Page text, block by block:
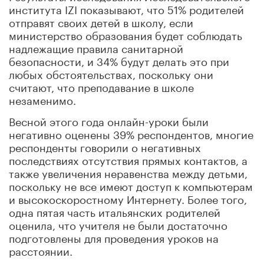
института IZI показывают, что 51% родителей
отправят своих детей в школу, если
министерство образования будет соблюдать
надлежащие правила санитарной
безопасности, и 34% будут делать это при
любых обстоятельствах, поскольку они
считают, что преподавание в школе
незаменимо.
Весной этого года онлайн-уроки были
негативно оценены 39% респондентов, многие
респонденты говорили о негативных
последствиях отсутствия прямых контактов, а
также увеличения неравенства между детьми,
поскольку не все имеют доступ к компьютерам
и высокоскоростному Интернету. Более того,
одна пятая часть итальянских родителей
оценила, что учителя не были достаточно
подготовлены для проведения уроков на
расстоянии.